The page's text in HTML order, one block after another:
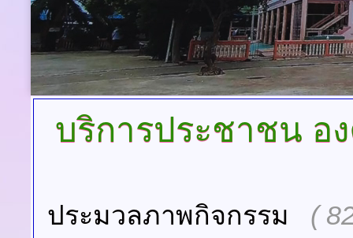
บริการประชาชน อ
ประมวลภาพกิจกรรม
(